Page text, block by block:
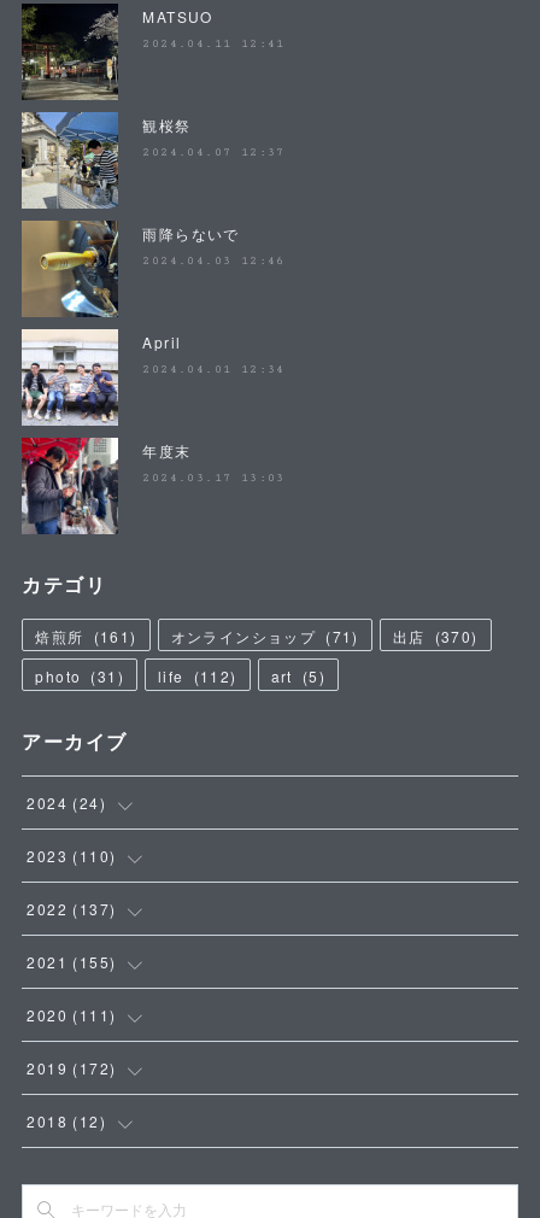
MATSUO
2024.04.11 12:41
観桜祭
2024.04.07 12:37
雨降らないで
2024.04.03 12:46
April
2024.04.01 12:34
年度末
2024.03.17 13:03
カテゴリ
焙煎所 (161) オンラインショップ (71) 出店 (370)
photo
(31 ) life (112) art (5)
アーカイブ
2024 (24)
( 4 )
(5)
( 8 )
( 7 )
2023 (110)
(9)
(8)
( 18)
(16)
(9)
2022 (137)
(14)
( 18)
(10)
( 15
2021 (155)
( 11)
(23)
(17
2020 (111)
(10)
(16
2019 (172)
(16
2018 (12)